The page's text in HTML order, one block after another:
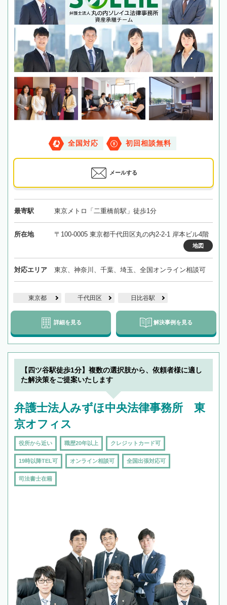
全国対応 初回相談無料
メールする
最寄駅 東京メトロ「二重橋前駅」徒歩1分
所在地 〒100-0005 東京都千代田区丸の内2-2-1 岸本ビル4階
地図
対応エリア 東京、神奈川、千葉、埼玉、全国オンライン相談可
東京都 千代田区 日比谷駅
詳細を見る 解決事例を見る
【四ツ谷駅徒歩1分】複数の選択肢から、依頼者様に適し
た解決策をご提案いたします
弁護士法人みずほ中央法律事務所 東
京オフィス
役所から近い 職歴20年以上 クレジットカード可
19時以降TEL可 オンライン相談可 全国出張対応可
司法書士在籍